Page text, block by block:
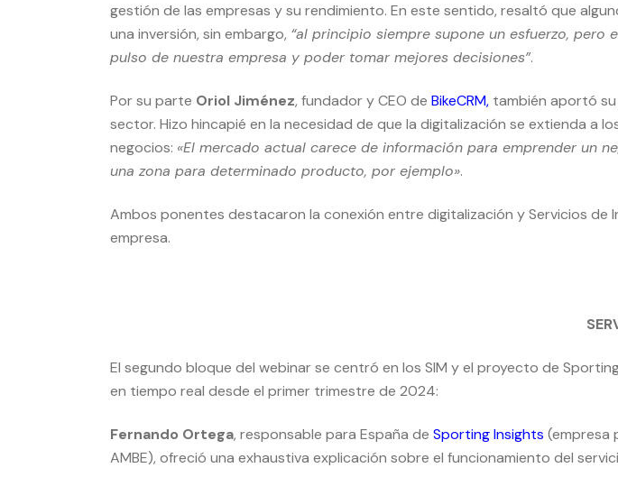
gestión de las empresas y su rendimiento. En este sentido, resaltó que
una inversión, sin embargo, “al principio siempre supone un esfuerzo,
pulso de nuestra empresa y poder tomar mejores decisiones”.
Por su parte Oriol Jiménez, fundador y CEO de BikeCRM, también aportó
sector. Hizo hincapié en la necesidad de que la digitalización se extienda a
negocios: «El mercado actual carece de información para emprender un
una zona para determinado producto, por ejemplo».
Ambos ponentes destacaron la conexión entre digitalización y Servicios de
empresa.
El segundo bloque del webinar se centró en los SIM y el proyecto de
en tiempo real desde el primer trimestre de 2024:
Fernando Ortega, responsable para España de Sporting Insights (empresa
AMBE), ofreció una exhaustiva explicación sobre el funcionamiento del